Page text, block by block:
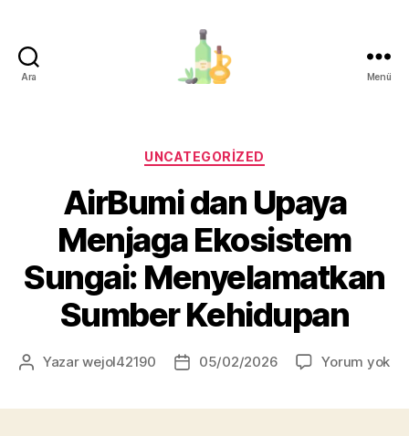
Ara Menü
Kategoriler
UNCATEGORIZED
AirBumi dan Upaya
Menjaga Ekosistem
Sungai: Menyelamatkan
Sumber Kehidupan
Yazının
Yazarwejol42190
Yazı05/02/2026 Yorum yok